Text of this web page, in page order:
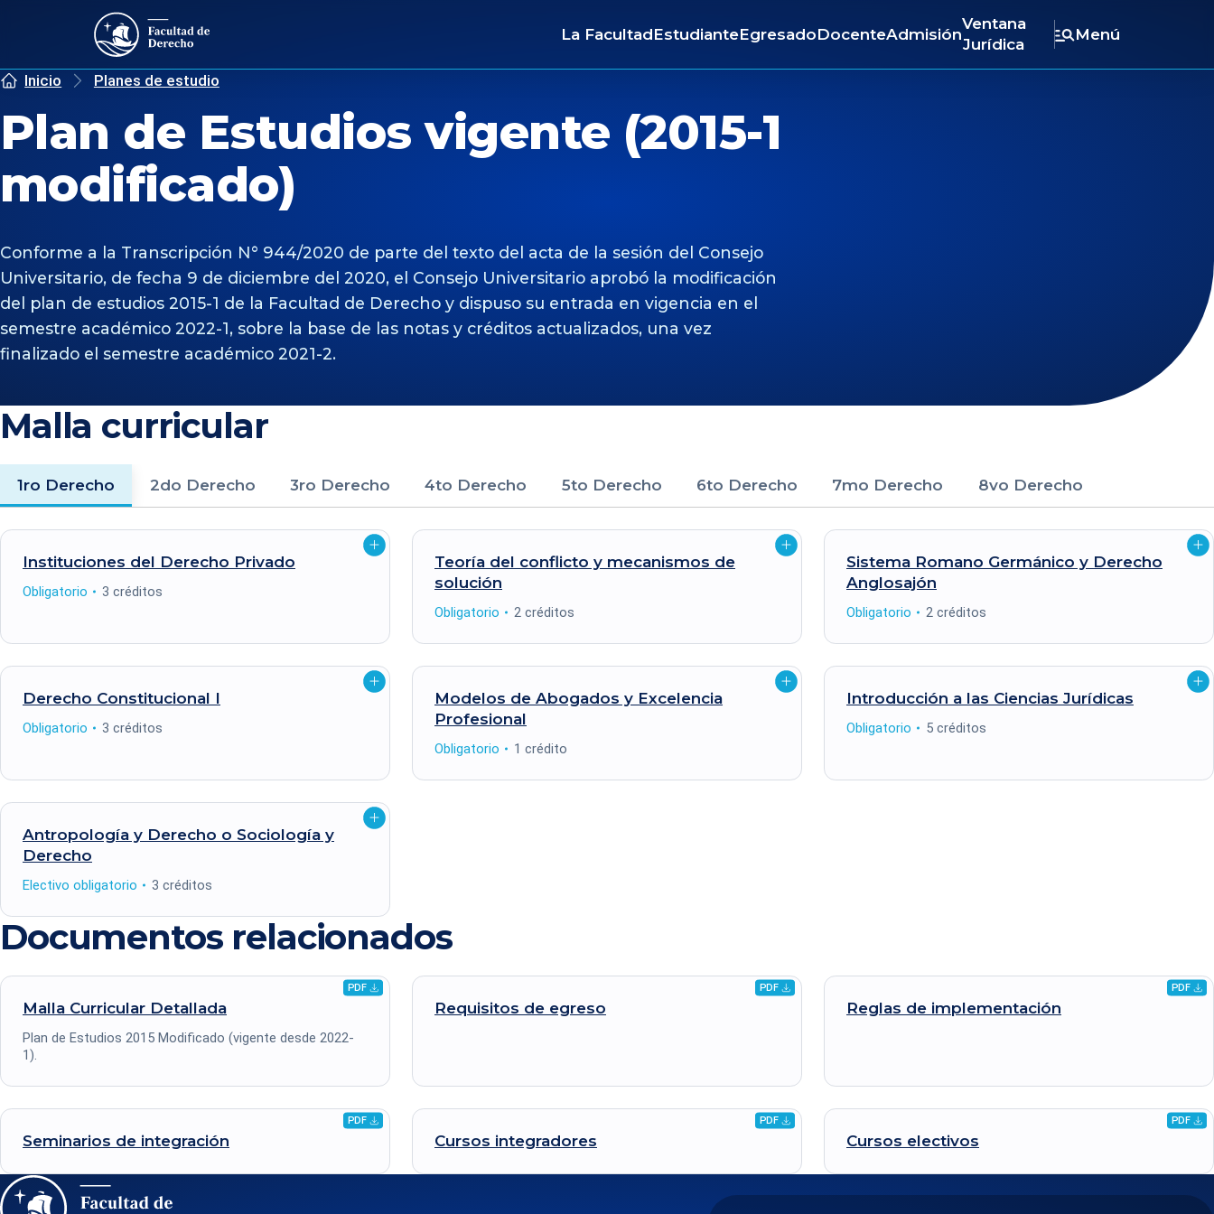
La FacultadEstudianteEgresadoDocenteAdmisión
Ventana
Jurídica
Menú
Inicio Planes de estudio
Plan de Estudios vigente (2015-1
modificado)
Conforme a la Transcripción N° 944/2020 de parte del texto del acta de la sesión del Consejo
Universitario, de fecha 9 de diciembre del 2020, el Consejo Universitario aprobó la modificación
del plan de estudios 2015-1 de la Facultad de Derecho y dispuso su entrada en vigencia en el
semestre académico 2022-1, sobre la base de las notas y créditos actualizados, una vez
finalizado el semestre académico 2021-2.
Malla curricular
1ro Derecho 2do Derecho 3ro Derecho 4to Derecho 5to Derecho 6to Derecho 7mo Derecho 8vo Derecho
Abrir
Instituciones del Derecho Privado
Tipo
Obligatorio Créditos
3 créditos
Abrir
Teoría del conflicto y mecanismos de
solución
Tipo
Obligatorio Créditos
2 créditos
Abrir
Sistema Romano Germánico y Derecho
Anglosajón
Tipo
Obligatorio Créditos
2 créditos
Abrir
Derecho Constitucional I
Tipo
Obligatorio Créditos
3 créditos
Abrir
Modelos de Abogados y Excelencia
Profesional
Tipo
Obligatorio Créditos
1 crédito
Abrir
Introducción a las Ciencias Jurídicas
Tipo
Obligatorio Créditos
5 créditos
Abrir
Antropología y Derecho o Sociología y
Derecho
Tipo
Electivo obligatorio Créditos
3 créditos
Documentos relacionados
PDF
Descargar
Malla Curricular Detallada
Plan de Estudios 2015 Modificado (vigente desde 2022-
1).
PDF
Descargar
Requisitos de egreso
PDF
Reglas de implementación
PDF
Descargar
Seminarios de integración
PDF
Descargar
Cursos integradores
PDF
Cursos electivos